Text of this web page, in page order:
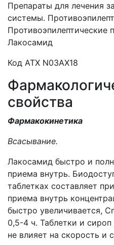
Препараты для лечения
системы.
Противоэпилептические
Лакосамид
Код АТХ N03AX18
свойства
Фармакокинетика
Всасывание.
Лакосамид быстро и
приема внутрь.
таблетках составляет
приема внутрь
быстро увеличивается,
0,5-4 ч. Таблетки и
не влияет на скорость и